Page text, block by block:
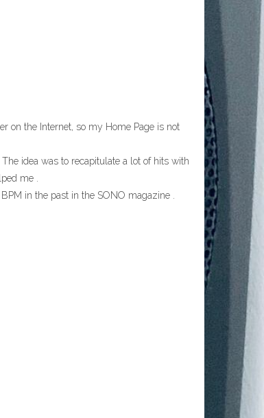
on the Internet, so my Home Page is not
idea was to recapitulate a lot of hits with
me .
in the past in the SONO magazine .